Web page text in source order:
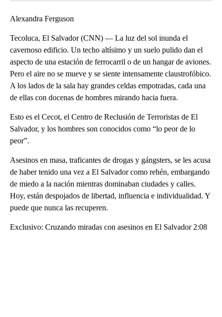
Alexandra Ferguson
Tecoluca, El Salvador (CNN) — La luz del sol inunda el
cavernoso edificio. Un techo altísimo y un suelo pulido dan el
aspecto de una estación de ferrocarril o de un hangar de aviones.
Pero el aire no se mueve y se siente intensamente claustrofóbico.
A los lados de la sala hay grandes celdas empotradas, cada una
de ellas con docenas de hombres mirando hacia fuera.
Esto es el Cecot, el Centro de Reclusión de Terroristas de El
Salvador, y los hombres son conocidos como “lo peor de lo
peor”.
Asesinos en masa, traficantes de drogas y gángsters, se les acusa
de haber tenido una vez a El Salvador como rehén, embargando
de miedo a la nación mientras dominaban ciudades y calles.
Hoy, están despojados de libertad, influencia e individualidad. Y
puede que nunca las recuperen.
Exclusivo: Cruzando miradas con asesinos en El Salvador 2:08